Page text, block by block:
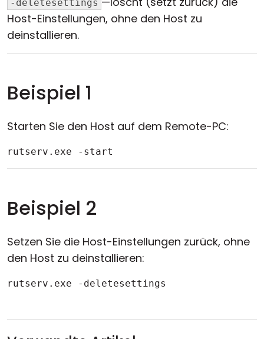
-deletesettings
Host-Einstellungen, ohne den Host zu
deinstallieren.
Beispiel 1
Starten Sie den Host auf dem Remote-PC:
rutserv.exe -start
Beispiel 2
Setzen Sie die Host-Einstellungen zurück, ohne
den Host zu deinstallieren:
rutserv.exe -deletesettings